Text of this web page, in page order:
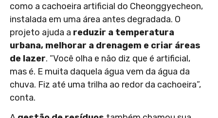
como a cachoeira artificial do Cheonggyecheon,
instalada em uma área antes degradada. O
projeto ajuda a reduzir a temperatura
urbana, melhorar a drenagem e criar áreas
de lazer. “Você olha e não diz que é artificial,
mas é. E muita daquela água vem da água da
chuva. Fiz até uma trilha ao redor da cachoeira”,
conta.